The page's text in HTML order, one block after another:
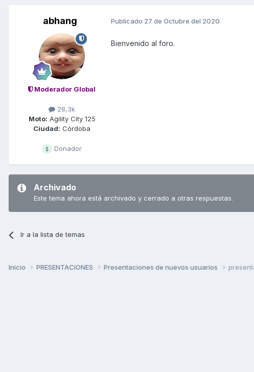
abhang
Moderador Global
28,3k
Moto: Agility City 125
Ciudad: Córdoba
Donador
Publicado 27 de Octubre del 2020
Bienvenido al foro.
Archivado
Este tema ahora está archivado y cerrado a otras respuestas.
Ir a la lista de temas
Inicio PRESENTACIONES Presentaciones de nuevos usuarios